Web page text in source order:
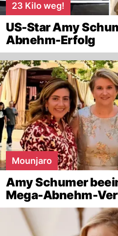
23 Kilo weg!
US-Star Amy
Abnehm-Erfolg
Mounjaro
Amy Schumer
Mega-Abnehm-